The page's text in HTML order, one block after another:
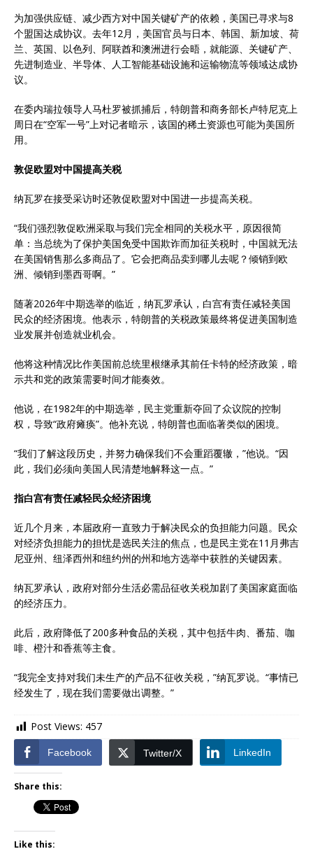
为加强供应链、减少西方对中国关键矿产的依赖，美国已寻求与8
个盟国达成协议。去年12月，美国官员与日本、韩国、新加坡、荷
兰、英国、以色列、阿联酋和澳洲进行会晤，就能源、关键矿产、
先进制造业、半导体、人工智能基础设施和运输物流等领域达成协
议。
在委内瑞拉领导人马杜罗被抓捕后，特朗普和商务部长卢特尼克上
周日在“空军一号”上对记者暗示，该国的稀土资源也可能为美国所
用。
敦促欧盟对中国提高关税
纳瓦罗在接受采访时还敦促欧盟对中国进一步提高关税。
“我们强烈敦促欧洲采取与我们完全相同的关税水平，原因很简
单：当总统为了保护美国免受中国欺诈而加征关税时，中国就无法
在美国销售那么多商品了。它会把商品卖到哪儿去呢？倾销到欧
洲、倾销到墨西哥啊。”
随著2026年中期选举的临近，纳瓦罗承认，白宫有责任减轻美国
民众的经济困境。他表示，特朗普的关税政策最终将促进美国制造
业发展并创造就业机会。
他将这种情况比作美国前总统里根继承其前任卡特的经济政策，暗
示共和党的政策需要时间才能奏效。
他说，在1982年的中期选举，民主党重新夺回了众议院的控制
权，导致“政府瘫痪”。他补充说，特朗普也面临著类似的困境。
“我们了解这段历史，并努力确保我们不会重蹈覆辙，”他说。“因
此，我们必须向美国人民清楚地解释这一点。”
指白宫有责任减轻民众经济困境
近几个月来，本届政府一直致力于解决民众的负担能力问题。民众
对经济负担能力的担忧是选民关注的焦点，也是民主党在11月弗吉
尼亚州、纽泽西州和纽约州的州和地方选举中获胜的关键因素。
纳瓦罗承认，政府对部分生活必需品征收关税加剧了美国家庭面临
的经济压力。
此后，政府降低了200多种食品的关税，其中包括牛肉、番茄、咖
啡、橙汁和香蕉等主食。
“我完全支持对我们未生产的产品不征收关税，”纳瓦罗说。“事情已
经发生了，现在我们需要做出调整。”
Post Views: 457
Facebook Twitter/X LinkedIn
Share this:
Like this: